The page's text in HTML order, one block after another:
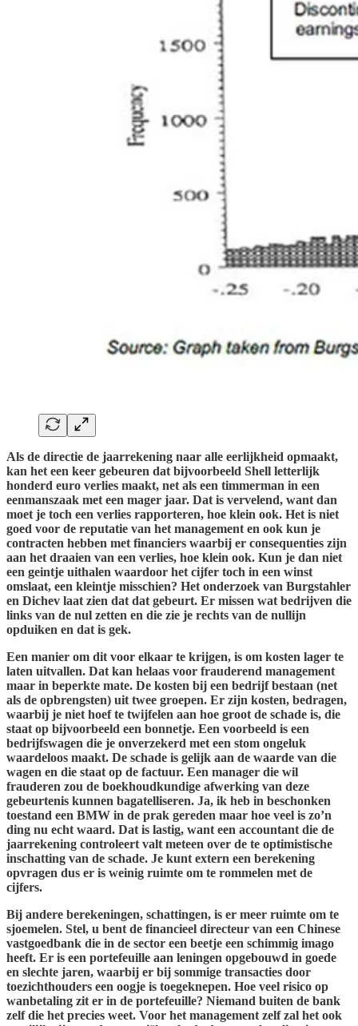
Als de directie de jaarrekening naar alle eerlijkheid opmaakt,
kan het een keer gebeuren dat bijvoorbeeld Shell letterlijk
honderd euro verlies maakt, net als een timmerman in een
eenmanszaak met een mager jaar. Dat is vervelend, want dan
moet je toch een verlies rapporteren, hoe klein ook. Het is niet
goed voor de reputatie van het management en ook kun je
contracten hebben met financiers waarbij er consequenties zijn
aan het draaien van een verlies, hoe klein ook. Kun je dan niet
een geintje uithalen waardoor het cijfer toch in een winst
omslaat, een kleintje misschien? Het onderzoek van Burgstahler
en Dichev laat zien dat dat gebeurt. Er missen wat bedrijven die
links van de nul zetten en die zie je rechts van de nullijn
opduiken en dat is gek.
Een manier om dit voor elkaar te krijgen, is om kosten lager te
laten uitvallen. Dat kan helaas voor frauderend management
maar in beperkte mate. De kosten bij een bedrijf bestaan (net
als de opbrengsten) uit twee groepen. Er zijn kosten, bedragen,
waarbij je niet hoef te twijfelen aan hoe groot de schade is, die
staat op bijvoorbeeld een bonnetje. Een voorbeeld is een
bedrijfswagen die je onverzekerd met een stom ongeluk
waardeloos maakt. De schade is gelijk aan de waarde van die
wagen en die staat op de factuur. Een manager die wil
frauderen zou de boekhoudkundige afwerking van deze
gebeurtenis kunnen bagatelliseren. Ja, ik heb in beschonken
toestand een BMW in de prak gereden maar hoe veel is zo’n
ding nu echt waard. Dat is lastig, want een accountant die de
jaarrekening controleert valt meteen over de te optimistische
inschatting van de schade. Je kunt extern een berekening
opvragen dus er is weinig ruimte om te rommelen met de
cijfers.
Bij andere berekeningen, schattingen, is er meer ruimte om te
sjoemelen. Stel, u bent de financieel directeur van een Chinese
vastgoedbank die in de sector een beetje een schimmig imago
heeft. Er is een portefeuille aan leningen opgebouwd in goede
en slechte jaren, waarbij er bij sommige transacties door
toezichthouders een oogje is toegeknepen. Hoe veel risico op
wanbetaling zit er in de portefeuille? Niemand buiten de bank
zelf die het precies weet. Voor het management zelf zal het ook